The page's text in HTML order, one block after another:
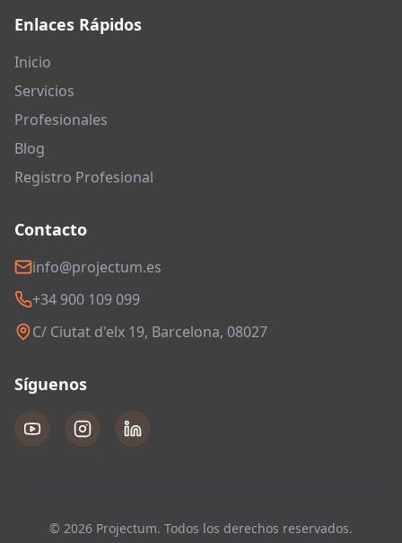
Enlaces Rápidos
Inicio
Servicios
Profesionales
Blog
Registro Profesional
Contacto
info@projectum.es
+34 900 109 099
C/ Ciutat d'elx 19, Barcelona, 08027
Síguenos
© 2026 Projectum. Todos los derechos reservados.